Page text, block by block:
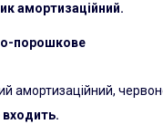
амортизаційний.
порошкове
амортизаційний,
входить.